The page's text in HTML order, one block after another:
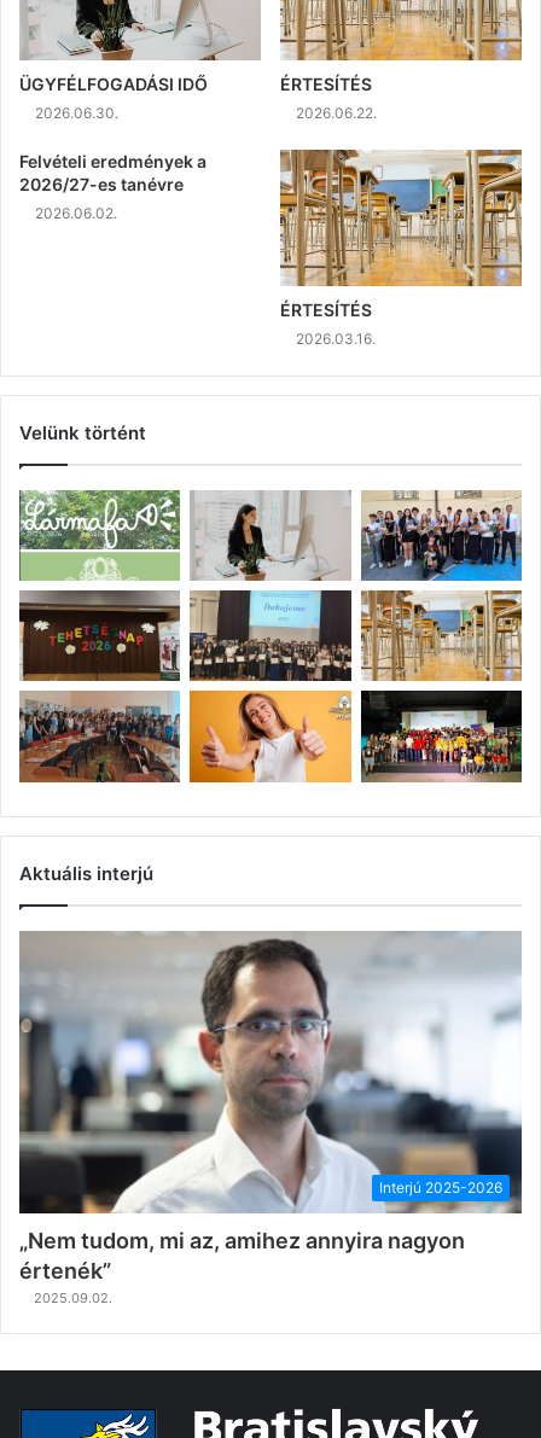
ÜGYFÉLFOGADÁSI IDŐ
2026.06.30.
ÉRTESÍTÉS
2026.06.22.
Felvételi eredmények a
2026/27-es tanévre
2026.06.02.
ÉRTESÍTÉS
2026.03.16.
Velünk történt
Aktuális interjú
Interjú 2025-2026
„Nem tudom, mi az, amihez annyira nagyon
értenék”
2025.09.02.